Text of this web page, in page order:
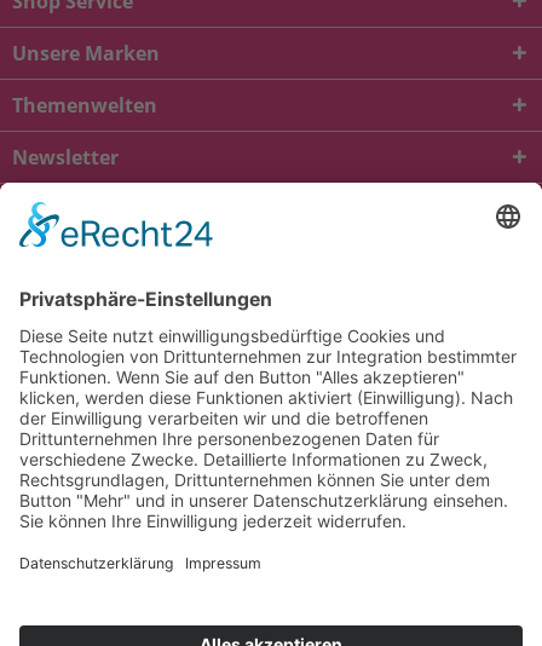
Unsere Marken
Themenwelten
Newsletter
* Alle Preise inkl. gesetzl. Mehrwertsteuer zzgl.
und ggf.
Nachnahmegebühren, wenn nicht anders beschrieben
viba.de
4.90von5.00bei1685
Kontakt Versandkosten und Lieferung
Zahlungsarten
FAQ – Häufig gestellte Fragen
Mein Konto
Allgemeine Geschäftsbedingungen
Datenschutz
Impressum
Barrierefreiheit
Cookie-Einstellungen
Widerrufsbelehrung
Vertrag widerrufen